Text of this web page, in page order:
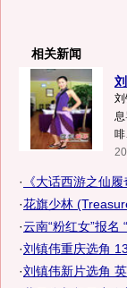
相关新闻
刘
息
· 《大话西游之仙履
·花旗少林
·云南“粉红女”报名
·刘镇伟重庆选角
·刘镇伟新片选角